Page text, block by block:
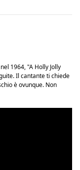
1964, "A Holly Jolly
Il cantante ti chiede
è ovunque. Non